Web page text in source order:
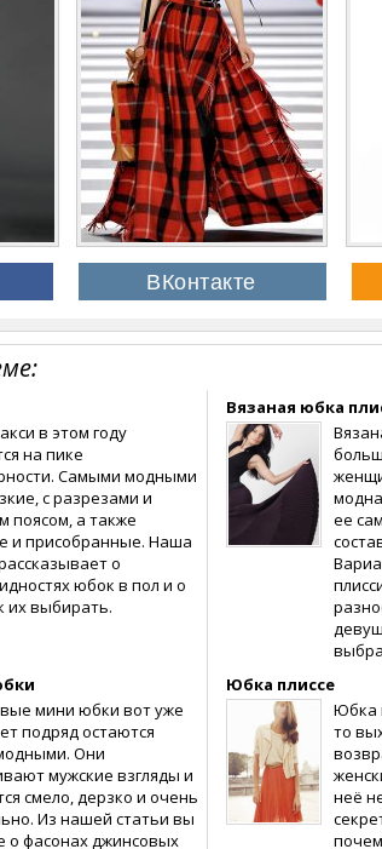
в этом году
на пике
Самыми модными
с разрезами и
поясом, а также
и присобранные. Наша
о
юбок в пол и о
их выбирать.
Вязаная юбка
ее
мини юбки вот уже
подряд остаются
Они
мужские взгляды и
смело, дерзко и очень
Из нашей статьи вы
о фасонах джинсовых
Юбка плиссе
Юбка
то
неё